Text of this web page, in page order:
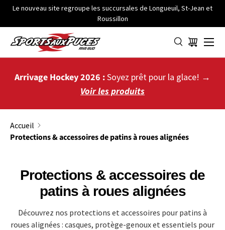
ALLER AU CONTENU
Le nouveau site regroupe les succursales de Longueuil, St-Jean et
Roussillon
Panier
Menu
Arrivage Hockey 2026 :Soyez prêt pour la glace! →
Voir les produits
Accueil
Protections & accessoires de patins à roues alignées
Protections & accessoires de
patins à roues alignées
Découvrez nos protections et accessoires pour patins à
roues alignées : casques, protège-genoux et essentiels pour